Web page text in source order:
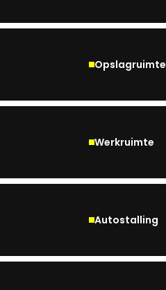
Opslagruimte
Werkruimte
Autostalling